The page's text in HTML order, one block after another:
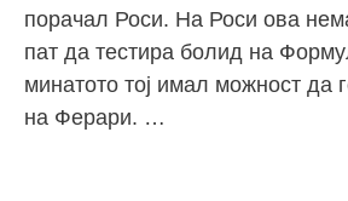
порачал Роси. На Роси ова
пат да тестира болид на
минатото тој имал можност да
на Ферари. …